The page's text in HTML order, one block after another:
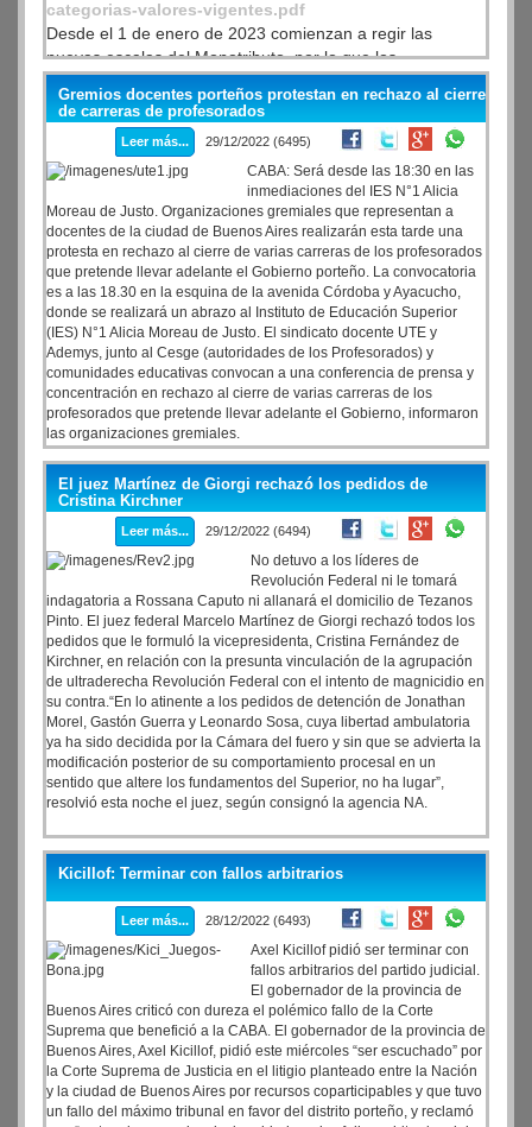
categorias-valores-vigentes.pdf
Desde el 1 de enero de 2023 comienzan a regir las
nuevas escalas del Monotributo, por lo que los
contribuyentes inscriptos en este régimen deberán
recategorizarse en caso de que les corresponda, hasta el
20 de enero. Además, tendrán tiempo hasta esa fecha
límite para hacer frente a la primera cuota mensual del
año próximo.
Gremios docentes porteños protestan en rechazo al cierre
de carreras de profesorados
Leer más... 29/12/2022 (6495)
CABA: Será desde las 18:30 en las
inmediaciones del IES N°1 Alicia
Moreau de Justo. Organizaciones gremiales que representan a
docentes de la ciudad de Buenos Aires realizarán esta tarde una
protesta en rechazo al cierre de varias carreras de los profesorados
que pretende llevar adelante el Gobierno porteño. La convocatoria
es a las 18.30 en la esquina de la avenida Córdoba y Ayacucho,
donde se realizará un abrazo al Instituto de Educación Superior
(IES) N°1 Alicia Moreau de Justo. El sindicato docente UTE y
Ademys, junto al Cesge (autoridades de los Profesorados) y
comunidades educativas convocan a una conferencia de prensa y
concentración en rechazo al cierre de varias carreras de los
profesorados que pretende llevar adelante el Gobierno, informaron
las organizaciones gremiales.
El juez Martínez de Giorgi rechazó los pedidos de
Cristina Kirchner
Leer más... 29/12/2022 (6494)
No detuvo a los líderes de
Revolución Federal ni le tomará
indagatoria a Rossana Caputo ni allanará el domicilio de Tezanos
Pinto. El juez federal Marcelo Martínez de Giorgi rechazó todos los
pedidos que le formuló la vicepresidenta, Cristina Fernández de
Kirchner, en relación con la presunta vinculación de la agrupación
de ultraderecha Revolución Federal con el intento de magnicidio en
su contra.“En lo atinente a los pedidos de detención de Jonathan
Morel, Gastón Guerra y Leonardo Sosa, cuya libertad ambulatoria
ya ha sido decidida por la Cámara del fuero y sin que se advierta la
modificación posterior de su comportamiento procesal en un
sentido que altere los fundamentos del Superior, no ha lugar”,
resolvió esta noche el juez, según consignó la agencia NA.
Kicillof: Terminar con fallos arbitrarios
Leer más... 28/12/2022 (6493)
Axel Kicillof pidió ser terminar con
fallos arbitrarios del partido judicial.
El gobernador de la provincia de
Buenos Aires criticó con dureza el polémico fallo de la Corte
Suprema que benefició a la CABA. El gobernador de la provincia de
Buenos Aires, Axel Kicillof, pidió este miércoles “ser escuchado” por
la Corte Suprema de Justicia en el litigio planteado entre la Nación
y la ciudad de Buenos Aires por recursos coparticipables y que tuvo
un fallo del máximo tribunal en favor del distrito porteño, y reclamó